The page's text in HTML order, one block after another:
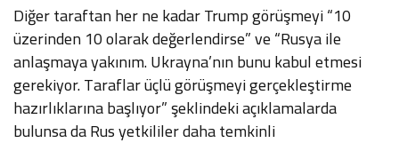
Diğer taraftan her ne kadar Trump görüşmeyi “10
üzerinden 10 olarak değerlendirse” ve “Rusya ile
anlaşmaya yakınım. Ukrayna’nın bunu kabul etmesi
gerekiyor. Taraflar üçlü görüşmeyi gerçekleştirme
hazırlıklarına başlıyor” şeklindeki açıklamalarda
bulunsa da Rus yetkililer daha temkinli